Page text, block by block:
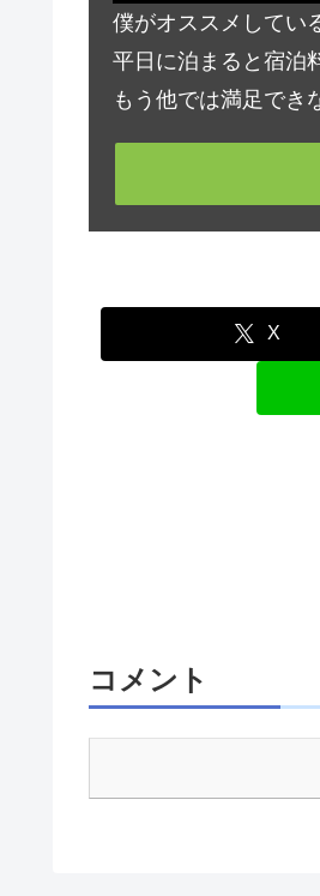
僕がオススメしてい
平日に泊まると宿泊
もう他では満足でき
X
コメント